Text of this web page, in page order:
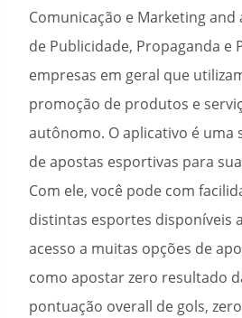
Comunicação e Marketing and
de Publicidade, Propaganda e
empresas em geral que
promoção de produtos e
autônomo. O aplicativo é uma
de apostas esportivas para
Com ele, você pode com
distintas esportes disponíveis
acesso a muitas opções de
como apostar zero resultado
pontuação overall de gols,